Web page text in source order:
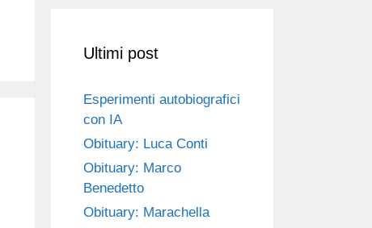
Ultimi post
Esperimenti autobiografici
con IA
Obituary: Luca Conti
Obituary: Marco
Benedetto
Obituary: Marachella